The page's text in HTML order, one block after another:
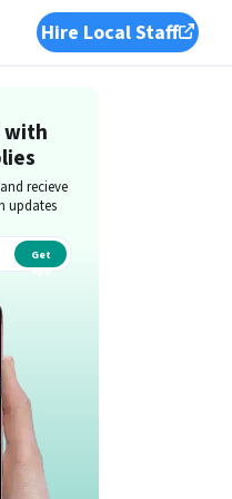
Hire Local Staff
with
recieve
updates
Get
app